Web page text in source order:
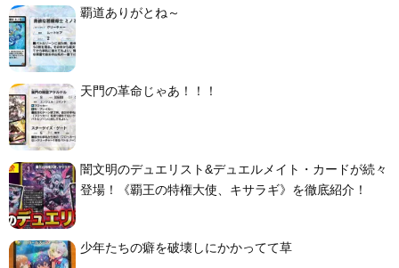
覇道ありがとね～
天門の革命じゃあ！！！
闇文明のデュエリスト&デュエルメイト・カードが続々
登場！《覇王の特権大使、キサラギ》を徹底紹介！
少年たちの癖を破壊しにかかってて草